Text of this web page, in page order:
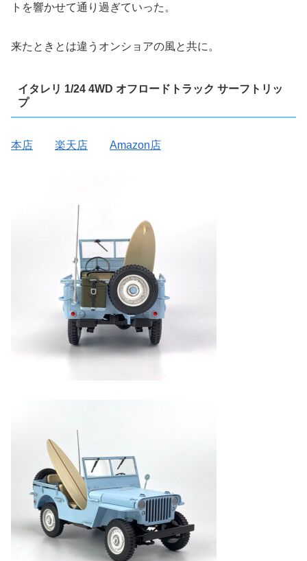
トを響かせて通り過ぎていった。
来たときとは違うオンショアの風と共に。
イタレリ 1/24 4WD オフロードトラック サーフトリッ
プ
本店 楽天店 Amazon店